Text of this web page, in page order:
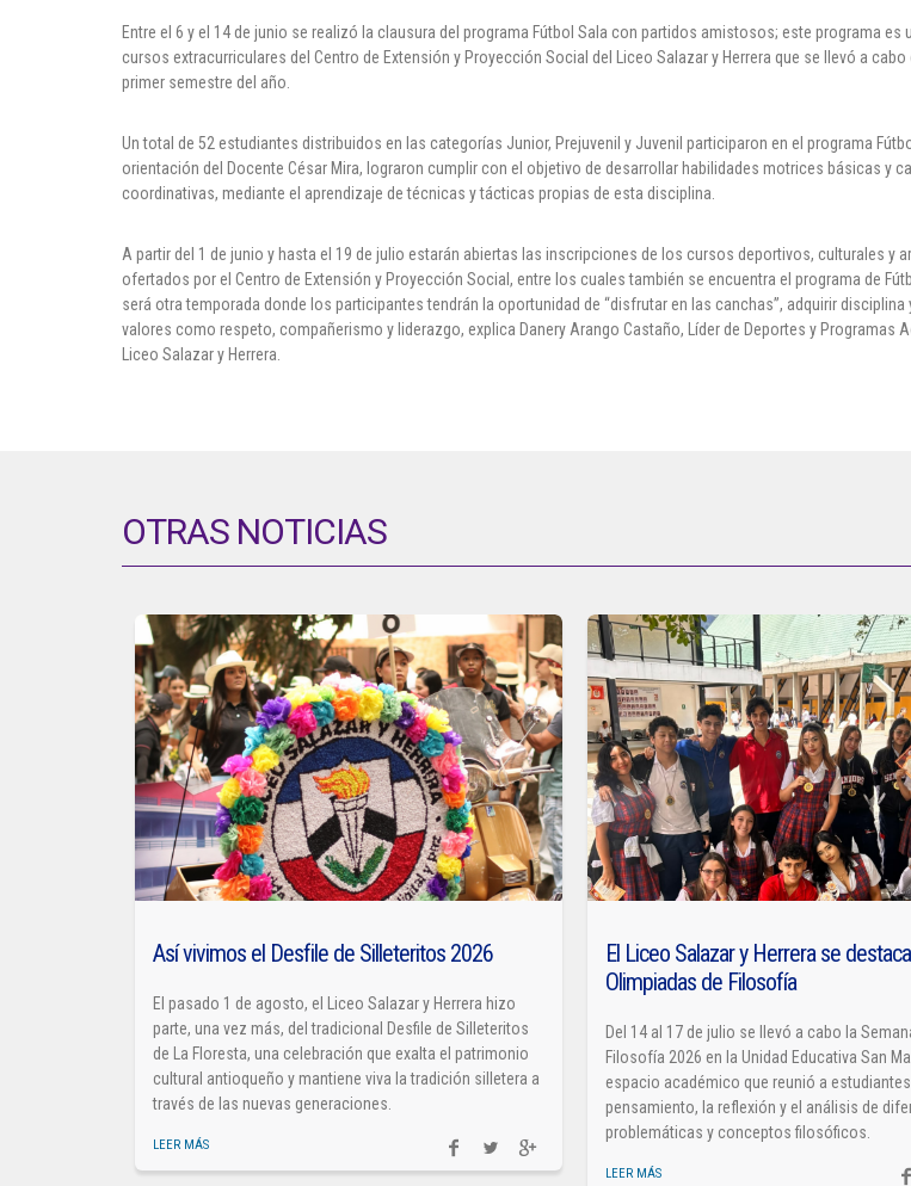
Entre el 6 y el 14 de junio se realizó la clausura del programa Fútbol Sala con partidos amistosos; este programa es
cursos extracurriculares del Centro de Extensión y Proyección Social del Liceo Salazar y Herrera que se llevó a cabo
primer semestre del año.
Un total de 52 estudiantes distribuidos en las categorías Junior, Prejuvenil y Juvenil participaron en el programa
orientación del Docente César Mira, lograron cumplir con el objetivo de desarrollar habilidades motrices básicas y
coordinativas, mediante el aprendizaje de técnicas y tácticas propias de esta disciplina.
A partir del 1 de junio y hasta el 19 de julio estarán abiertas las inscripciones de los cursos deportivos, culturales y
ofertados por el Centro de Extensión y Proyección Social, entre los cuales también se encuentra el programa de
será otra temporada donde los participantes tendrán la oportunidad de “disfrutar en las canchas”, adquirir
valores como respeto, compañerismo y liderazgo, explica Danery Arango Castaño, Líder de Deportes y Programas
Liceo Salazar y Herrera.
OTRAS NOTICIAS
Así vivimos el Desfile de Silleteritos 2026
El pasado 1 de agosto, el Liceo Salazar y Herrera hizo
parte, una vez más, del tradicional Desfile de Silleteritos
de La Floresta, una celebración que exalta el patrimonio
cultural antioqueño y mantiene viva la tradición silletera a
través de las nuevas generaciones.
LEER MÁS
El Liceo Salazar y Herrera se
Olimpiadas de Filosofía
Del 14 al 17 de julio se llevó a cabo la
Filosofía 2026 en la Unidad Educativa San
espacio académico que reunió a
pensamiento, la reflexión y el análisis de
problemáticas y conceptos filosóficos.
LEER MÁS